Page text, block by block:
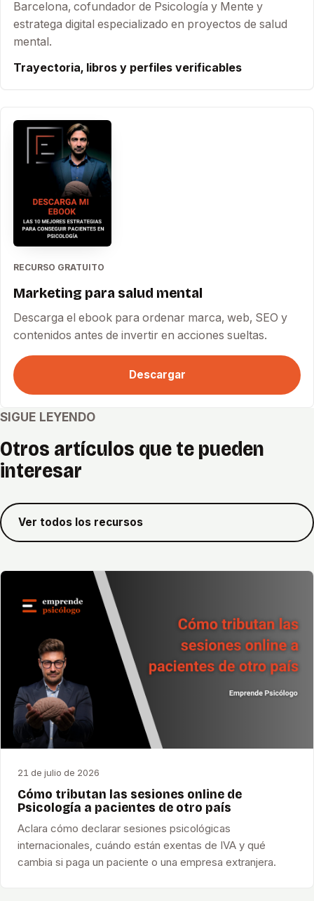
Barcelona, cofundador de Psicología y Mente y
estratega digital especializado en proyectos de salud
mental.
Trayectoria, libros y perfiles verificables
RECURSO GRATUITO
Marketing para salud mental
Descarga el ebook para ordenar marca, web, SEO y
contenidos antes de invertir en acciones sueltas.
Descargar
SIGUE LEYENDO
Otros artículos que te pueden
interesar
Ver todos los recursos
21 de julio de 2026
Cómo tributan las sesiones online de
Psicología a pacientes de otro país
Aclara cómo declarar sesiones psicológicas
internacionales, cuándo están exentas de IVA y qué
cambia si paga un paciente o una empresa extranjera.